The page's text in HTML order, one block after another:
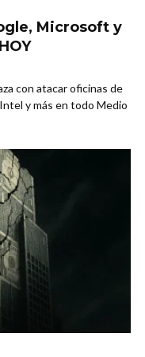
Microsoft y
con atacar oficinas de
y más en todo Medio